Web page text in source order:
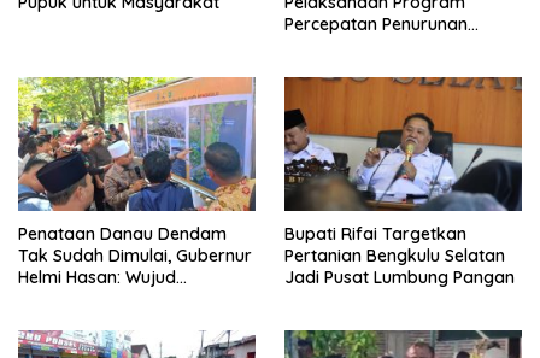
Percepatan Penurunan
Penataan Danau Dendam
Tak Sudah Dimulai, Gubernur
Helmi Hasan: Wujud
Berdaya Saing
Bupati Rifai Targetkan
Pertanian Bengkulu Selatan
Jadi Pusat Lumbung Pangan